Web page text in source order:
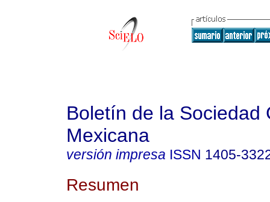
Boletín de la Sociedad
Mexicana
versión impresa ISSN 1405-
Resumen